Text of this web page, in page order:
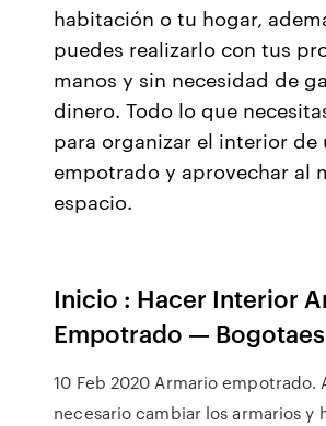
habitación o tu hogar,
puedes realizarlo con tus
manos y sin necesidad de
dinero. Todo lo que
para organizar el interior de
empotrado y aprovechar al
espacio.
Inicio : Hacer Interior
Empotrado —
10 Feb 2020 Armario empotrado.
necesario cambiar los armarios y